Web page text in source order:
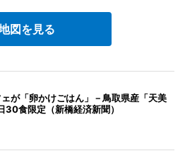
図を見る
が「卵かけごはん」－鳥取県産「天美
30食限定（新橋経済新聞）